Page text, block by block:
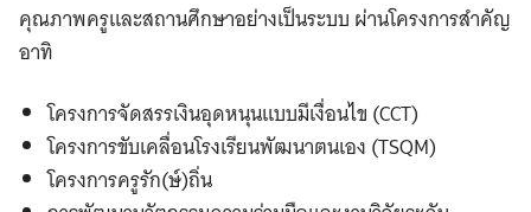
คุณภาพครูและสถานศึกษาอย่างเป็นระบบ ผ่านโครงการสำคัญ
อาทิ
โครงการจัดสรรเงินอุดหนุนแบบมีเงื่อนไข (CCT)
โครงการขับเคลื่อนโรงเรียนพัฒนาตนเอง (TSQM)
โครงการครูรัก(ษ์)ถิ่น